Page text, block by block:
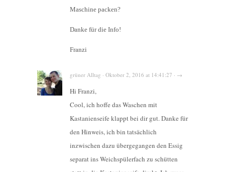
Maschine packen?
Danke für die Info!
Franzi
grüner Alltag · Oktober 2, 2016 at 14:41:27 · →
Hi Franzi,
Cool, ich hoffe das Waschen mit
Kastanienseife klappt bei dir gut. Danke für
den Hinweis, ich bin tatsächlich
inzwischen dazu übergegangen den Essig
separat ins Weichspülerfach zu schütten